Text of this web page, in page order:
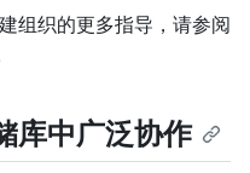
组织的更多指导，请参阅
库中广泛协作